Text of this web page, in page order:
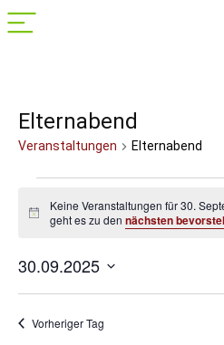
Elternabend
Veranstaltungen Elternabend
für
September
2025
Hinweis
Keine Veranstaltungen für 30.
geht es zu dennächsten
30.09.2025
Vorheriger Tag